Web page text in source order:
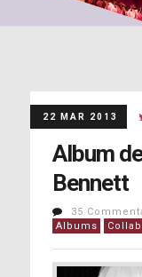
22 MAR 2013
Album
Bennett
35
Albums